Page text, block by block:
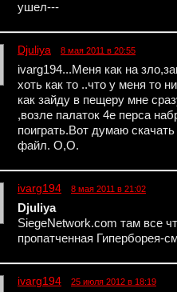
ушел---
Djuliya 8 мая 2011 в 20:55
ivarg194...Меня как на
хоть как то ..что у меня то
как зайду в пещеру мне
,возле палаток 4е перса
поиграть.Вот думаю
файл. О,О.
ivarg194 8 мая 2011 в 21:02
Djuliya
SiegeNetwork.com там все
пропатченная Гиперборея-
ivarg194 25 июля 2012 в 18:19